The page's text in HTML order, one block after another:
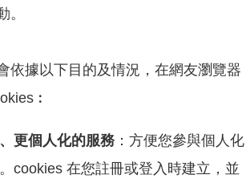
。
依據以下目的及情況，在網友瀏覽器
更個人化的服務 ：方便您參與個人化
cookies 在您註冊或登入時建立，並